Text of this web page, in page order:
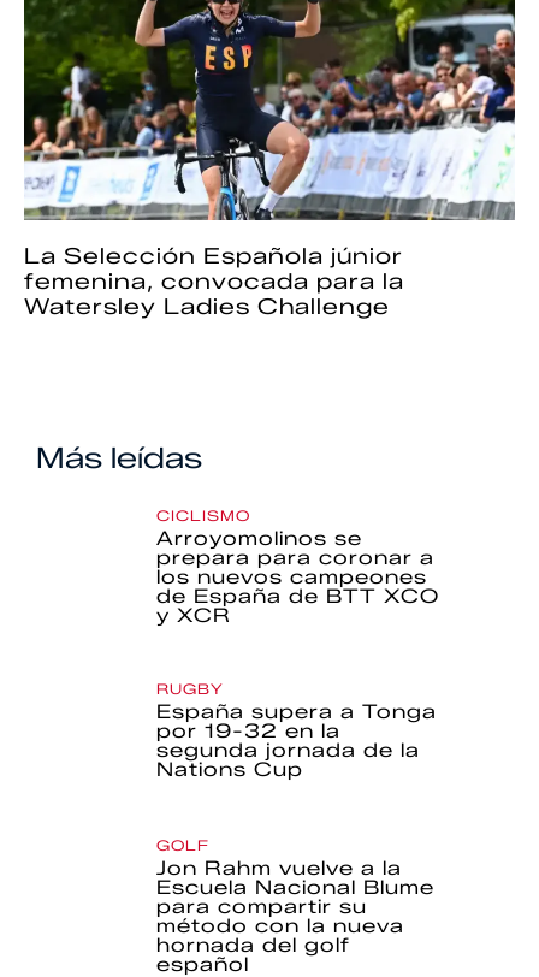
La Selección Española júnior
femenina, convocada para la
Watersley Ladies Challenge
Más leídas
CICLISMO
Arroyomolinos se
prepara para coronar a
los nuevos campeones
de España de BTT XCO
y XCR
RUGBY
España supera a Tonga
por 19-32 en la
segunda jornada de la
Nations Cup
GOLF
Jon Rahm vuelve a la
Escuela Nacional Blume
para compartir su
método con la nueva
hornada del golf
español